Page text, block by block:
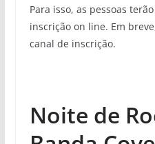
Para isso, as pessoas
inscrição on line. Em
canal de inscrição.
Noite de